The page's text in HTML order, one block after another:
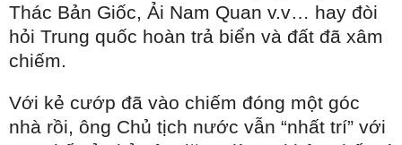
Thác Bản Giốc, Ải Nam Quan v.v… hay đòi
hỏi Trung quốc hoàn trả biển và đất đã xâm
chiếm.
Với kẻ cướp đã vào chiếm đóng một góc
nhà rồi, ông Chủ tịch nước vẫn “nhất trí” với